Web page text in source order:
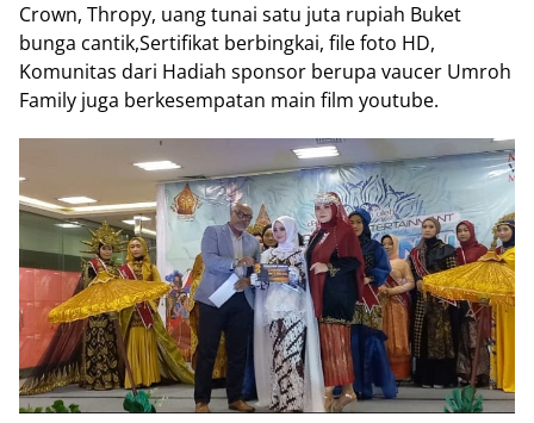
Crown, Thropy, uang tunai satu juta rupiah Buket
bunga cantik,Sertifikat berbingkai, file foto HD,
Komunitas dari Hadiah sponsor berupa vaucer Umroh
Family juga berkesempatan main film youtube.